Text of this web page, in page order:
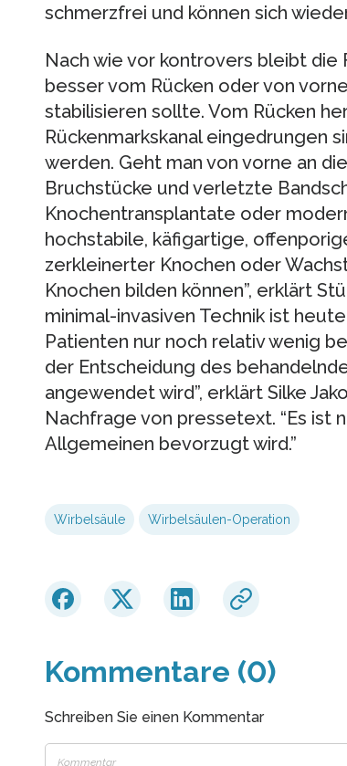
schmerzfrei und können sich
Nach wie vor kontrovers bleibt
besser vom Rücken oder von
stabilisieren sollte. Vom Rücken
Rückenmarkskanal eingedrungen
werden. Geht man von vorne an
Bruchstücke und verletzte
Knochentransplantate oder
hochstabile, käfigartige,
zerkleinerter Knochen oder
Knochen bilden können”, erklärt
minimal-invasiven Technik ist
Patienten nur noch relativ wenig
der Entscheidung des
angewendet wird”, erklärt Silke
Nachfrage von pressetext. “Es ist
Allgemeinen bevorzugt wird.”
Wirbelsäule Wirbelsäulen-Operation
Kommentare (0)
Schreiben Sie einen Kommentar